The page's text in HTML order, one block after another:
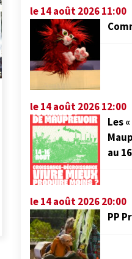
le 14 août 2026 11:00
le 14 août 2026 12:00
Les
au
le 14 août 2026 20:00
PP